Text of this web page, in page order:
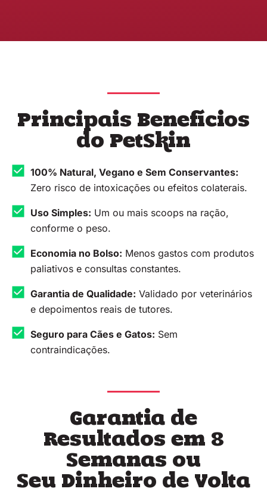
Principais Benefícios
do PetSkin
100% Natural, Vegano e Sem Conservantes:
Zero risco de intoxicações ou efeitos colaterais.
Uso Simples: Um ou mais scoops na ração,
conforme o peso.
Economia no Bolso: Menos gastos com produtos
paliativos e consultas constantes.
Garantia de Qualidade: Validado por veterinários
e depoimentos reais de tutores.
Seguro para Cães e Gatos: Sem
contraindicações.
Garantia de
Resultados em 8
Semanas ou
Seu Dinheiro de Volta